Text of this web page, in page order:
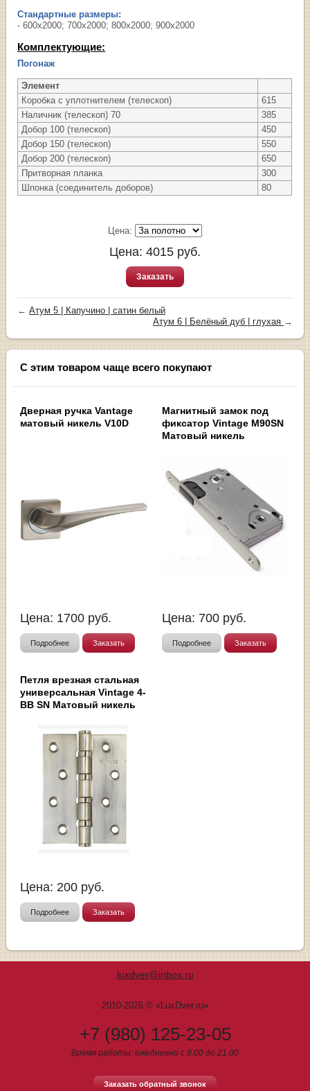
Стандартные размеры:
- 600х2000; 700х2000; 800х2000; 900х2000
Комплектующие:
Погонаж
Элемент
Коробка с уплотнителем (телескоп)
615
Наличник (телескоп) 70
385
Добор 100 (телескоп)
450
Добор 150 (телескоп)
550
Добор 200 (телескоп)
650
Притворная планка
300
Шпонка (соединитель доборов)
80
Цена:
Цена: 4015 руб.
Заказать
←Атум 5 | Капучино | сатин белый
Атум 6 | Белёный дуб | глухая →
С этим товаром чаще всего покупают
Дверная ручка Vantage
матовый никель V10D
Цена: 1700 руб.
Подробнее Заказать
Магнитный замок под
фиксатор Vintage M90SN
Матовый никель
Цена: 700 руб.
Подробнее Заказать
Петля врезная стальная
универсальная Vintage 4-
BB SN Матовый никель
Цена: 200 руб.
Подробнее Заказать
luxdver@inbox.ru
2010-2026 © «LuxDver.ru»
+7 (980) 125-23-05
Время работы: ежедневно с 9.00 до 21.00
Заказать обратный звонок